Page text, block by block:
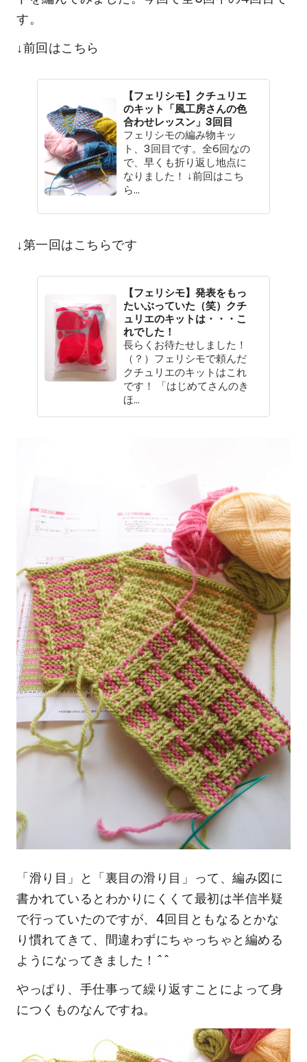
す。
↓前回はこちら
【フェリシモ】クチュリエ
のキット「風工房さんの色
合わせレッスン」3回目
フェリシモの編み物キッ
ト、3回目です。全6回なの
で、早くも折り返し地点に
なりました！ ↓前回はこち
ら...
↓第一回はこちらです
【フェリシモ】発表をもっ
たいぶっていた（笑）クチ
ュリエのキットは・・・こ
れでした！
長らくお待たせしました！
（？）フェリシモで頼んだ
クチュリエのキットはこれ
です！ 「はじめてさんのき
ほ...
「滑り目」と「裏目の滑り目」って、編み図に
書かれているとわかりにくくて最初は半信半疑
で行っていたのですが、4回目ともなるとかな
り慣れてきて、間違わずにちゃっちゃと編める
ようになってきました！^^
やっぱり、手仕事って繰り返すことによって身
につくものなんですね。